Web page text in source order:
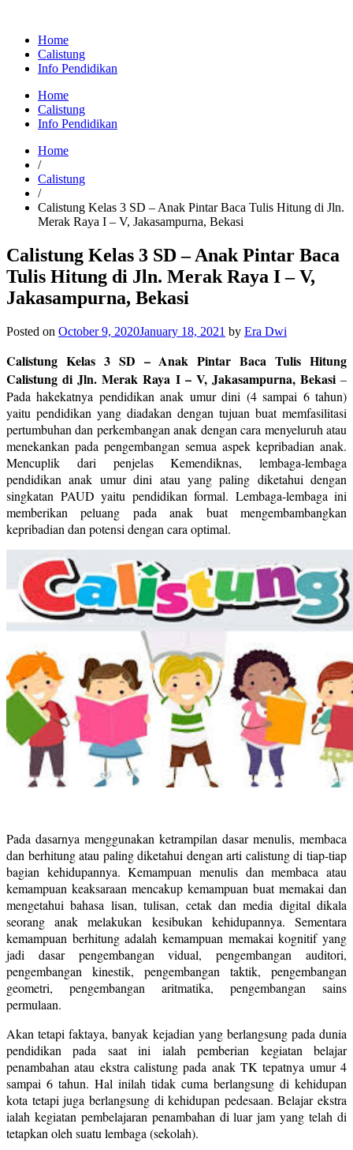
Home
Calistung
Info Pendidikan
Home
Calistung
Info Pendidikan
Home
/
Calistung
/
Calistung Kelas 3 SD – Anak Pintar Baca Tulis Hitung di Jln.
Merak Raya I – V, Jakasampurna, Bekasi
Calistung Kelas 3 SD – Anak Pintar Baca
Tulis Hitung di Jln. Merak Raya I – V,
Jakasampurna, Bekasi
Posted on October 9, 2020January 18, 2021 by Era Dwi
Calistung Kelas 3 SD – Anak Pintar Baca Tulis Hitung
Calistung di Jln. Merak Raya I – V, Jakasampurna, Bekasi–
Pada hakekatnya pendidikan anak umur dini (4 sampai 6 tahun)
yaitu pendidikan yang diadakan dengan tujuan buat memfasilitasi
pertumbuhan dan perkembangan anak dengan cara menyeluruh atau
menekankan pada pengembangan semua aspek kepribadian anak.
Mencuplik dari penjelas Kemendiknas, lembaga-lembaga
pendidikan anak umur dini atau yang paling diketahui dengan
singkatan PAUD yaitu pendidikan formal. Lembaga-lembaga ini
memberikan peluang pada anak buat mengembambangkan
kepribadian dan potensi dengan cara optimal.
Pada dasarnya menggunakan ketrampilan dasar menulis, membaca
dan berhitung atau paling diketahui dengan arti calistung di tiap-tiap
bagian kehidupannya. Kemampuan menulis dan membaca atau
kemampuan keaksaraan mencakup kemampuan buat memakai dan
mengetahui bahasa lisan, tulisan, cetak dan media digital dikala
seorang anak melakukan kesibukan kehidupannya. Sementara
kemampuan berhitung adalah kemampuan memakai kognitif yang
jadi dasar pengembangan vidual, pengembangan auditori,
pengembangan kinestik, pengembangan taktik, pengembangan
geometri, pengembangan aritmatika, pengembangan sains
permulaan.
Akan tetapi faktaya, banyak kejadian yang berlangsung pada dunia
pendidikan pada saat ini ialah pemberian kegiatan belajar
penambahan atau ekstra calistung pada anak TK tepatnya umur 4
sampai 6 tahun. Hal inilah tidak cuma berlangsung di kehidupan
kota tetapi juga berlangsung di kehidupan pedesaan. Belajar ekstra
ialah kegiatan pembelajaran penambahan di luar jam yang telah di
tetapkan oleh suatu lembaga (sekolah).